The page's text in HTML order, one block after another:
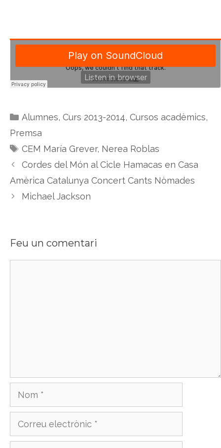
Categories
Alumnes, Curs 2013-2014, Cursos acadèmics,
Premsa
Etiquetes
CEM María Grever, Nerea Roblas
Cordes del Món al Cicle Hamacas en Casa
Amèrica Catalunya Concert Cants Nòmades
Michael Jackson
Feu un comentari
Nom
Correu